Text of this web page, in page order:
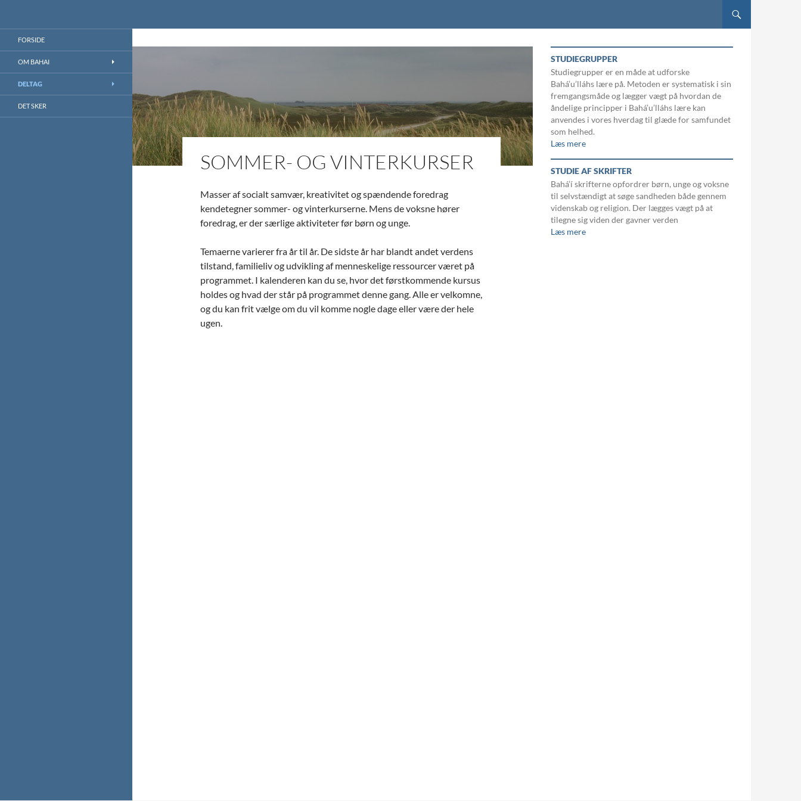
SOMMER- OG VINTERKURSER
Masser af socialt samvær, kreativitet og spændende foredrag
kendetegner sommer- og vinterkurserne. Mens de voksne hører
foredrag, er der særlige aktiviteter før børn og unge.
Temaerne varierer fra år til år. De sidste år har blandt andet verdens
tilstand, familieliv og udvikling af menneskelige ressourcer været på
programmet. I kalenderen kan du se, hvor det førstkommende kursus
holdes og hvad der står på programmet denne gang. Alle er velkomne,
og du kan frit vælge om du vil komme nogle dage eller være der hele
ugen.
STUDIEGRUPPER
Studiegrupper er en måde at udforske
Bahá’u’lláhs lære på. Metoden er systematisk i sin
fremgangsmåde og lægger vægt på hvordan de
åndelige principper i Bahá’u’lláhs lære kan
anvendes i vores hverdag til glæde for samfundet
som helhed.
Læs mere
STUDIE AF SKRIFTER
Bahá’í skrifterne opfordrer børn, unge og voksne
til selvstændigt at søge sandheden både gennem
videnskab og religion. Der lægges vægt på at
tilegne sig viden der gavner verden
Læs mere
FORSIDE
OM BAHAI
DELTAG
DET SKER